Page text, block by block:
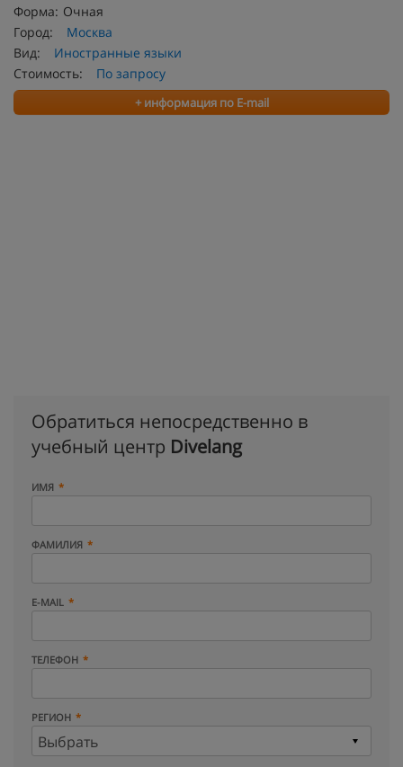
Форма: Очная
Город:
Москва
Вид:
Иностранные языки
Стоимость:
По запросу
+ информация по E-mail
Обратиться непосредственно в
учебный центр Divelang
ИМЯ
ФАМИЛИЯ
E-MAIL
ТЕЛЕФОН
РЕГИОН